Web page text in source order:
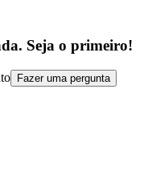
Seja o primeiro!
Fazer uma pergunta